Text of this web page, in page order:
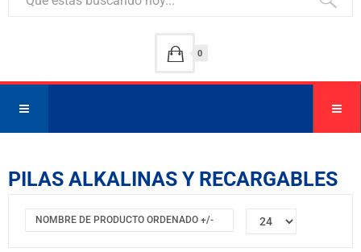
0
PILAS ALKALINAS Y RECARGABLES
NOMBRE DE PRODUCTO ORDENADO +/-